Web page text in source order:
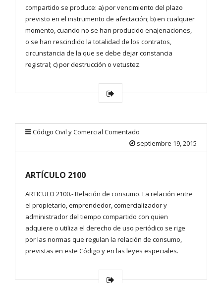
compartido se produce: a) por vencimiento del plazo
previsto en el instrumento de afectación; b) en cualquier
momento, cuando no se han producido enajenaciones,
o se han rescindido la totalidad de los contratos,
circunstancia de la que se debe dejar constancia
registral; c) por destrucción o vetustez.
Código Civil y Comercial Comentado
septiembre 19, 2015
ARTÍCULO 2100
ARTICULO 2100.- Relación de consumo. La relación entre
el propietario, emprendedor, comercializador y
administrador del tiempo compartido con quien
adquiere o utiliza el derecho de uso periódico se rige
por las normas que regulan la relación de consumo,
previstas en este Código y en las leyes especiales.